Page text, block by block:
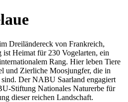
Dreiländereck von Frankreich,
Heimat für 230 Vogelarten, ein
Rang. Hier leben Tiere
und Zierliche Moosjungfer, die in
Der NABU Saarland engagiert
Stiftung Nationales Naturerbe für
dieser reichen Landschaft.